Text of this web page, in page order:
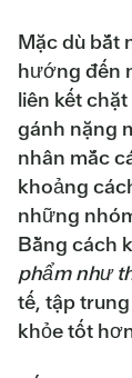
Mặc dù bắt
hướng đến
liên kết
gánh nặng
nhân mắc
khoảng
những
Bằng cách
phẩm như
tế, tập
khỏe tốt